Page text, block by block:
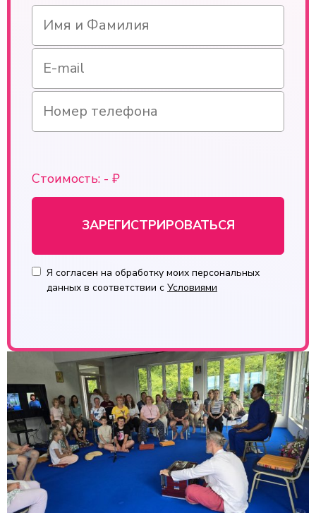
Стоимость: - ₽
ЗАРЕГИСТРИРОВАТЬСЯ
Я согласен на обработку моих персональных
данных в соответствии с Условиями